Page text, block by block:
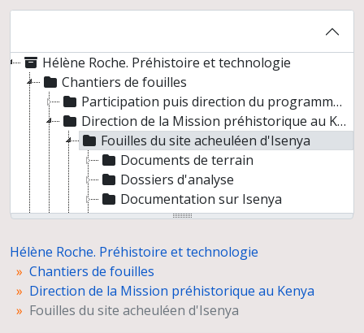
Hélène Roche. Préhistoire et technologie
Chantiers de fouilles
Participation puis direction du programme "Préhistoire" de la Mission internationale de l'AFAR (International Afar Expedition), Hadar, Ethiopie entre 1974 et 1976
Direction de la Mission préhistorique au Kenya
Fouilles du site acheuléen d'Isenya
Documents de terrain
Dossiers d'analyse
Documentation sur Isenya
Administration des fouilles
Mission de fouilles à Kömurcü Kaletepe (Turquie) sous la direction de Didier Binder et du Professeur Nur Balkan-Alt, du 15 août au 5 octobre 2001
Programmes de recherche
Préparation de publications
Congrès et colloques
Hélène Roche. Préhistoire et technologie
Chantiers de fouilles
Direction de la Mission préhistorique au Kenya
Fouilles du site acheuléen d'Isenya